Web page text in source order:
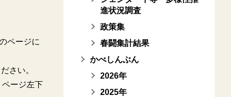
ページに
さい。
ージ左下
進状況調査
政策集
春闘集計結果
かべしんぶん
2026年
2025年